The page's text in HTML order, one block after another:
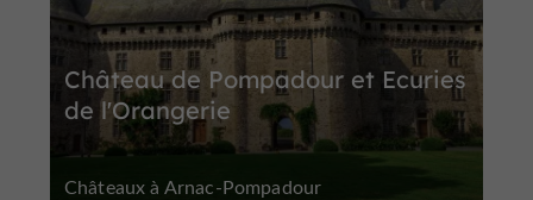
Château de Pompadour et Ecuries
de l'Orangerie
Châteaux à Arnac-Pompadour